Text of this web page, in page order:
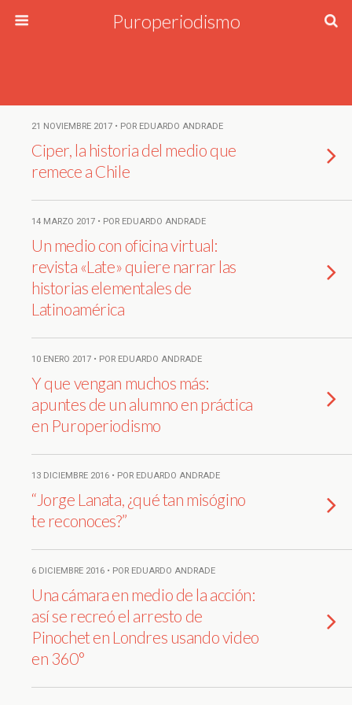
Puroperiodismo
21 NOVIEMBRE 2017 • POR EDUARDO ANDRADE
Ciper, la historia del medio que
remece a Chile
14 MARZO 2017 • POR EDUARDO ANDRADE
Un medio con oficina virtual:
revista «Late» quiere narrar las
historias elementales de
Latinoamérica
10 ENERO 2017 • POR EDUARDO ANDRADE
Y que vengan muchos más:
apuntes de un alumno en práctica
en Puroperiodismo
13 DICIEMBRE 2016 • POR EDUARDO ANDRADE
“Jorge Lanata, ¿qué tan misógino
te reconoces?”
6 DICIEMBRE 2016 • POR EDUARDO ANDRADE
Una cámara en medio de la acción:
así se recreó el arresto de
Pinochet en Londres usando video
en 360°